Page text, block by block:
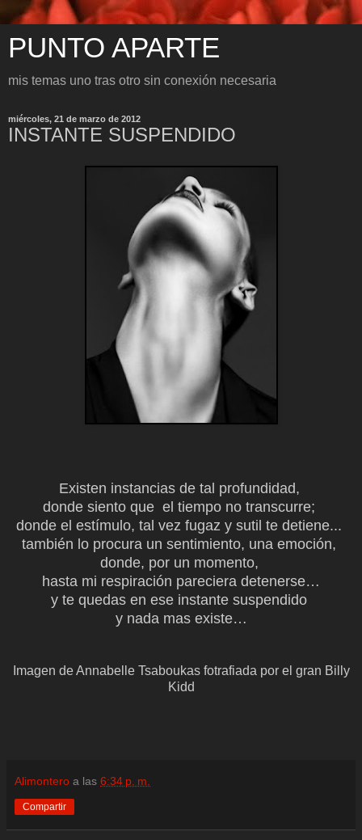
PUNTO APARTE
mis temas uno tras otro sin conexión necesaria
miércoles, 21 de marzo de 2012
INSTANTE SUSPENDIDO
Existen instancias de tal profundidad,
donde siento que el tiempo no transcurre;
donde el estímulo, tal vez fugaz y sutil te detiene...
también lo procura un sentimiento, una emoción,
donde, por un momento,
hasta mi respiración pareciera detenerse…
y te quedas en ese instante suspendido
y nada mas existe…
Imagen de Annabelle Tsaboukas fotrafiada por el gran Billy
Kidd
Alimontero a las 6:34 p. m.
Compartir